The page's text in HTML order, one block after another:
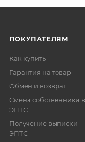
ПОКУПАТЕЛЯМ
Как купить
Гарантия на товар
Обмен и возврат
Смена собственника в
ЭПТС
Получение выписки
ЭПТС